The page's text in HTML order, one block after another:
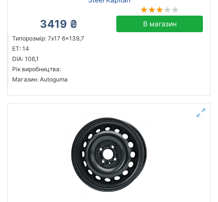
3419 ₴ В магазин
Типорозмір: 7x17 6x139,7
ET: 14
DIA: 106,1
Рік виробництва:
Магазин: Autoguma